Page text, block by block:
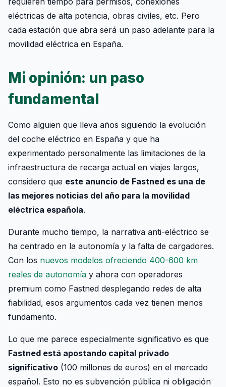
eléctricas de alta potencia, obras civiles, etc. Pero
cada estación que abra será un paso adelante para la
movilidad eléctrica en España.
Mi opinión: un paso
fundamental
Como alguien que lleva años siguiendo la evolución
del coche eléctrico en España y que ha
experimentado personalmente las limitaciones de la
infraestructura de recarga actual en viajes largos,
considero que este anuncio de Fastned es una de
las mejores noticias del año para la movilidad
eléctrica española.
Durante mucho tiempo, la narrativa anti-eléctrico se
ha centrado en la autonomía y la falta de cargadores.
Con los nuevos modelos ofreciendo 400-600 km
reales de autonomía y ahora con operadores
premium como Fastned desplegando redes de alta
fiabilidad, esos argumentos cada vez tienen menos
fundamento.
Lo que me parece especialmente significativo es que
Fastned está apostando capital privado
significativo (100 millones de euros) en el mercado
español. Esto no es subvención pública ni obligación